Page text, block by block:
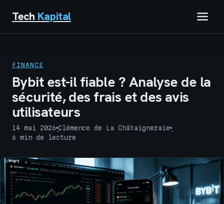
Tech Kapital
BUSINESS
MARKETING
FINANCE
Bybit est-il fiable ? Analyse de la
sécurité, des frais et des avis
utilisateurs
14 mai 2026
·
Clémence de La Châtaigneraie
·
6 min de lecture